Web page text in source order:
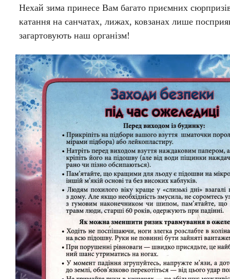
Нехай зима принесе Вам багато приємних
катання на санчатах, лижах, ковзанах лише
загартовують наш організм!